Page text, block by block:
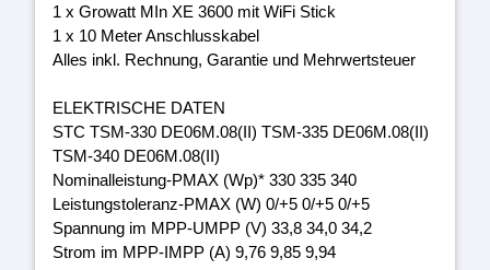
1 x Growatt MIn XE 3600 mit WiFi Stick
1 x 10 Meter Anschlusskabel
Alles inkl. Rechnung, Garantie und Mehrwertsteuer
ELEKTRISCHE DATEN
STC TSM-330 DE06M.08(II) TSM-335 DE06M.08(II)
TSM-340 DE06M.08(II)
Nominalleistung-PMAX (Wp)* 330 335 340
Leistungstoleranz-PMAX (W) 0/+5 0/+5 0/+5
Spannung im MPP-UMPP (V) 33,8 34,0 34,2
Strom im MPP-IMPP (A) 9,76 9,85 9,94